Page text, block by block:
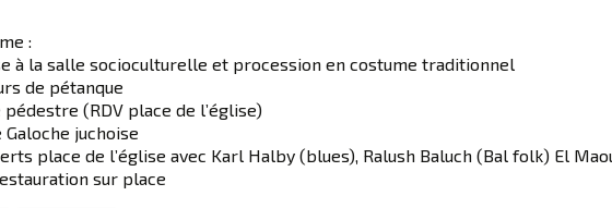
:
à la salle socioculturelle et procession en costume traditionnel
de pétanque
pédestre (RDV place de l’église)
Galoche juchoise
place de l’église avec Karl Halby (blues), Ralush Baluch (Bal folk) El
sur place